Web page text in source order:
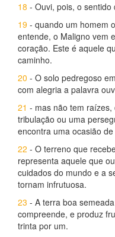
18 - Ouvi, pois, o
19 - quando um homem
entende, o Maligno vem
coração. Este é aquele
caminho.
20 - O solo pedregoso
com alegria a palavra
21 - mas não tem
tribulação ou uma
encontra uma ocasião
22 - O terreno que
representa aquele que
cuidados do mundo e a
tornam infrutuosa.
23 - A terra boa
compreende, e produz
trinta por um.